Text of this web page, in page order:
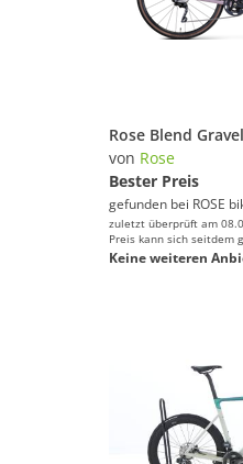
Rose Blend Gravel
von Rose
Bester Preis
gefunden bei ROSE
zuletzt überprüft am
Preis kann sich seitdem
Keine weiteren